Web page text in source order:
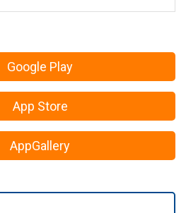
Google Play
App Store
AppGallery